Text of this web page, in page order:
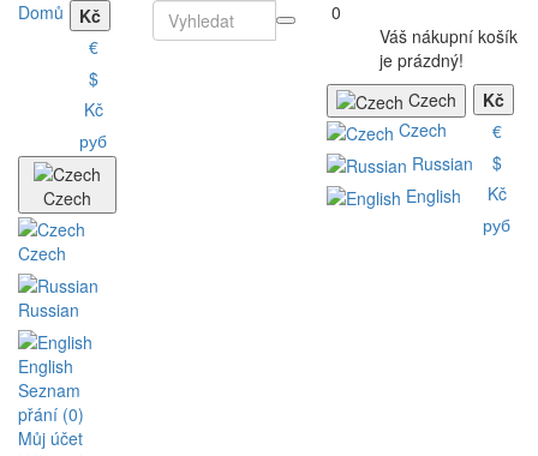
Kč
€
$
Kč
руб
Czech
Czech
Russian
English
Domů
Seznam
přání (0)
Můj účet
0
Váš nákupní košík
je prázdný!
Kč
€
$
Kč
руб
Czech
Czech
Russian
English